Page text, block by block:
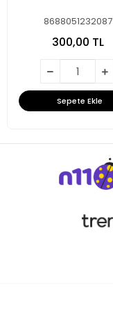
8688051232087
300,00 TL
Sepete Ekle